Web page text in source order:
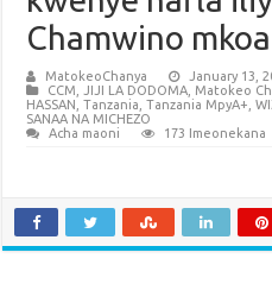
Chamwino
MatokeoChanya
January 13,
CCM
JIJI LA DODOMA Matokeo
HASSAN ,Tanzania ,Tanzania MpyA+ ,
SANAA NA MICHEZO
Acha maoni
173 Imeonekana